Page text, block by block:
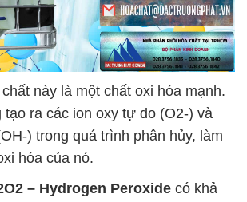
này là một chất oxi hóa mạnh.
tạo ra các ion oxy tự do (O2-) và
) trong quá trình phân hủy, làm
hóa của nó.
– Hydrogen Peroxide có khả